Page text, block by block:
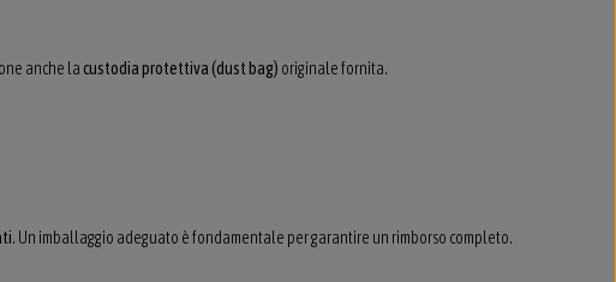
anche la custodia protettiva (dust bag) originale fornita.
. Un imballaggio adeguato è fondamentale per garantire un rimborso completo.